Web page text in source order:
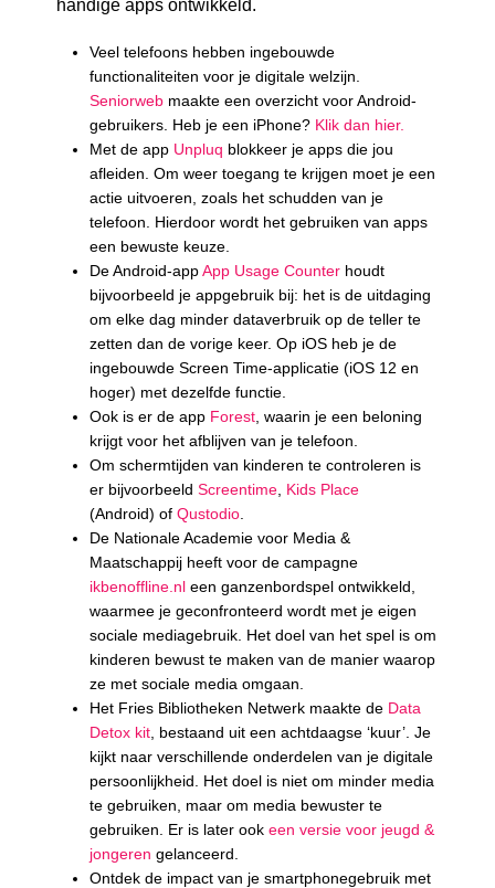
handige apps ontwikkeld.
Veel telefoons hebben ingebouwde
functionaliteiten voor je digitale welzijn.
Seniorweb maakte een overzicht voor Android-
gebruikers. Heb je een iPhone? Klik dan hier.
Met de app Unpluq blokkeer je apps die jou
afleiden. Om weer toegang te krijgen moet je een
actie uitvoeren, zoals het schudden van je
telefoon. Hierdoor wordt het gebruiken van apps
een bewuste keuze.
De Android-appApp Usage Counter houdt
bijvoorbeeld je appgebruik bij: het is de uitdaging
om elke dag minder dataverbruik op de teller te
zetten dan de vorige keer. Op iOS heb je de
ingebouwde Screen Time-applicatie (iOS 12 en
hoger) met dezelfde functie.
Ook is er de app Forest , waarin je een beloning
krijgt voor het afblijven van je telefoon.
Om schermtijden van kinderen te controleren is
er bijvoorbeeldScreentime Kids Place
(Android) ofQustodio
De Nationale Academie voor Media &
Maatschappij heeft voor de campagne
ikbenoffline.nl een ganzenbordspel ontwikkeld,
waarmee je geconfronteerd wordt met je eigen
sociale mediagebruik. Het doel van het spel is om
kinderen bewust te maken van de manier waarop
ze met sociale media omgaan.
Het Fries Bibliotheken Netwerk maakte de Data
Detox kit , bestaand uit een achtdaagse ‘kuur’. Je
kijkt naar verschillende onderdelen van je digitale
persoonlijkheid. Het doel is niet om minder media
te gebruiken, maar om media bewuster te
gebruiken. Er is later ookeen versie voor jeugd &
jongeren gelanceerd.
Ontdek de impact van je smartphonegebruik met